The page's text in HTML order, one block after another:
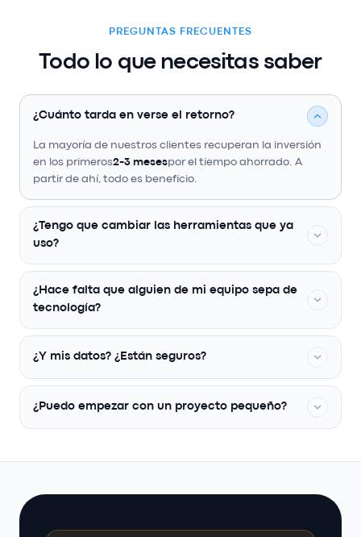
PREGUNTAS FRECUENTES
Todo lo que necesitas saber
¿Cuánto tarda en verse el retorno?
La mayoría de nuestros clientes recuperan la inversión
en los primeros2-3 mesespor el tiempo ahorrado. A
partir de ahí, todo es beneficio.
¿Tengo que cambiar las herramientas que ya
uso?
No. Trabajamos con lo que ya tienes: Holded, Factorial,
HubSpot, Odoo, Salesforce, Google Workspace,
Microsoft 365, lo que sea.
¿Hace falta que alguien de mi equipo sepa de
tecnología?
No. De eso nos encargamos nosotros. Solo
necesitamos que tu equipo nos deje
¿Y mis datos? ¿Están seguros?
Firmamos NDA antes de entrar. Cumplimos RGPD. Tus
datos no salen deservidores europeos.
¿Puedo empezar con un proyecto pequeño?